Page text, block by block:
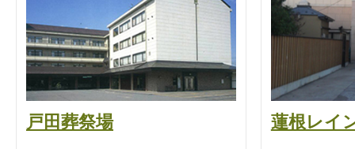
戸田葬祭場 蓮根レイ